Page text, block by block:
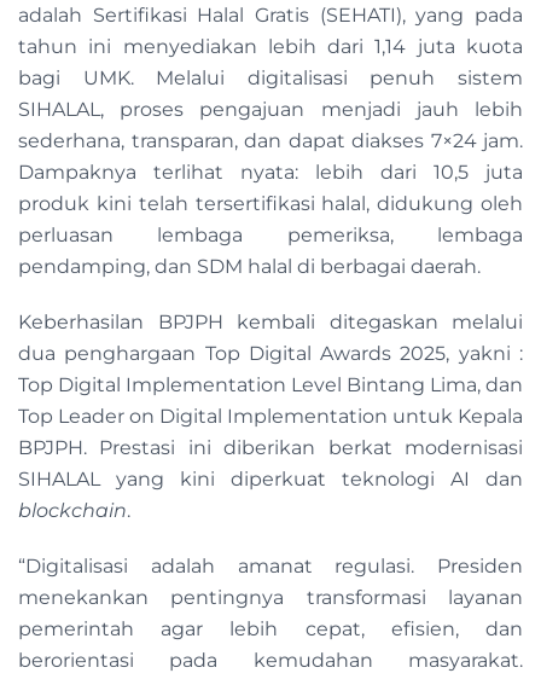
adalah Sertifikasi Halal Gratis (SEHATI), yang pada
tahun ini menyediakan lebih dari 1,14 juta kuota
bagi UMK. Melalui digitalisasi penuh sistem
SIHALAL, proses pengajuan menjadi jauh lebih
sederhana, transparan, dan dapat diakses 7×24 jam.
Dampaknya terlihat nyata: lebih dari 10,5 juta
produk kini telah tersertifikasi halal, didukung oleh
perluasan lembaga pemeriksa, lembaga
pendamping, dan SDM halal di berbagai daerah.
Keberhasilan BPJPH kembali ditegaskan melalui
dua penghargaan Top Digital Awards 2025, yakni :
Top Digital Implementation Level Bintang Lima, dan
Top Leader on Digital Implementation untuk Kepala
BPJPH. Prestasi ini diberikan berkat modernisasi
SIHALAL yang kini diperkuat teknologi AI dan
blockchain.
“Digitalisasi adalah amanat regulasi. Presiden
menekankan pentingnya transformasi layanan
pemerintah agar lebih cepat, efisien, dan
berorientasi pada kemudahan masyarakat.